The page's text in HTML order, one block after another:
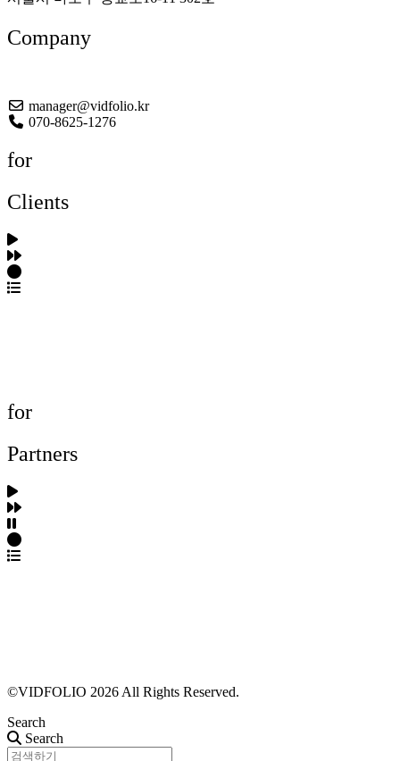
Company
manager@vidfolio.kr
070-8625-1276
for
Clients
for
Partners
©VIDFOLIO 2026 All Rights Reserved.
Search
Search